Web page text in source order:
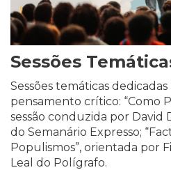
Sessões
Sessões temáticas
pensamento crítico: “Como
sessão conduzida por David
do Semanário Expresso;
Populismos”, orientada por
Leal do Polígrafo.